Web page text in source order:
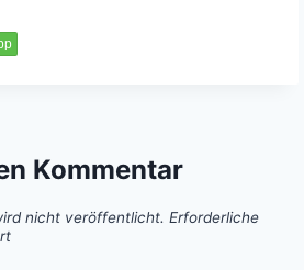
Kommentar
nicht veröffentlicht. Erforderliche